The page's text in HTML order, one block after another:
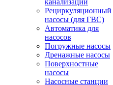
канализации
Рециркуляционный
насосы (для ГВС)
Автоматика для
насосов
Погружные насосы
Дренажные насосы
Поверхностные
насосы
Насосные станции